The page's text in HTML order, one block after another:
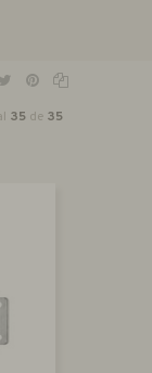
35 de 35